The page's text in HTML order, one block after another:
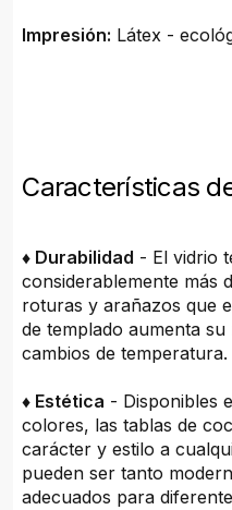
Impresión: Látex -
Características
♦ Durabilidad - El vidrio
considerablemente más
roturas y arañazos que
de templado aumenta
cambios de temperatura.
♦ Estética - Disponibles
colores, las tablas de
carácter y estilo a
pueden ser tanto
adecuados para